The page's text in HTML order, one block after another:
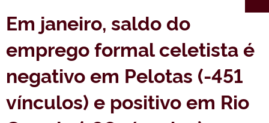
Em janeiro, saldo do
emprego formal celetista é
negativo em Pelotas (-451
vínculos) e positivo em Rio